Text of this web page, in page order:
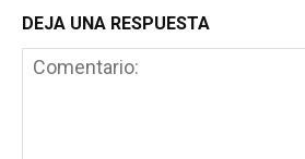
DEJA UNA RESPUESTA